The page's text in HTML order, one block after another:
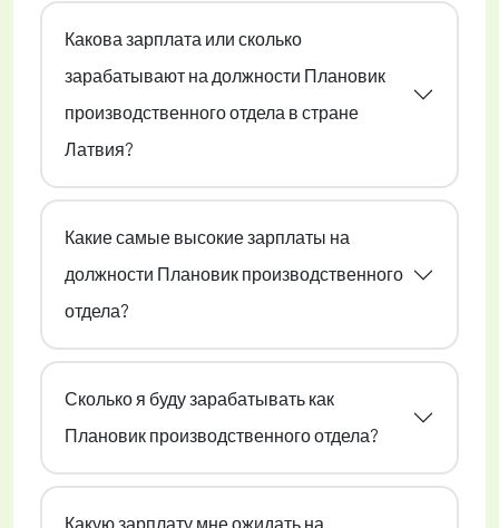
Какова зарплата или сколько
зарабатывают на должности Плановик
производственного отдела в стране
Латвия?
Какие самые высокие зарплаты на
должности Плановик производственного
отдела?
Сколько я буду зарабатывать как
Плановик производственного отдела?